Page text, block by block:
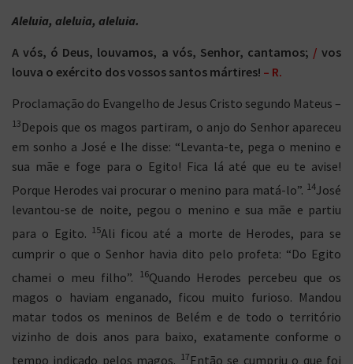
Aleluia, aleluia, aleluia.
A vós, ó Deus, louvamos, a vós, Senhor, cantamos; / vos
louva o exército dos vossos santos mártires! – R.
Proclamação do Evangelho de Jesus Cristo segundo Mateus –
13 Depois que os magos partiram, o anjo do Senhor apareceu
em sonho a José e lhe disse: “Levanta-te, pega o menino e
sua mãe e foge para o Egito! Fica lá até que eu te avise!
Porque Herodes vai procurar o menino para matá-lo”. 14José
levantou-se de noite, pegou o menino e sua mãe e partiu
para o Egito. 15Ali ficou até a morte de Herodes, para se
cumprir o que o Senhor havia dito pelo profeta: “Do Egito
chamei o meu filho”.
16Quando Herodes percebeu que os
magos o haviam enganado, ficou muito furioso. Mandou
matar todos os meninos de Belém e de todo o território
vizinho de dois anos para baixo, exatamente conforme o
tempo indicado pelos magos. 17 Então se cumpriu o que foi